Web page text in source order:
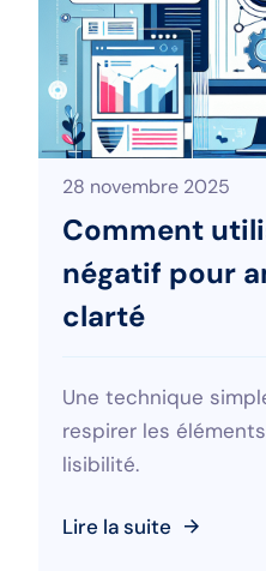
28 novembre 2025
Comment
négatif pour
clarté
Une technique
respirer les
lisibilité.
Lire la suite